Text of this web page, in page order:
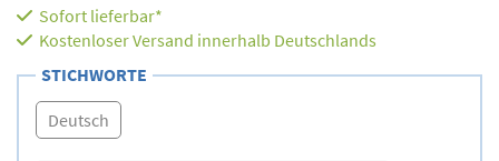
Sofort lieferbar*
Kostenloser Versand innerhalb Deutschlands
STICHWORTE
Deutsch